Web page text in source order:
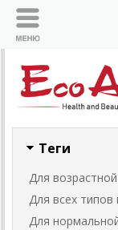
Теги
Для
Для всех типов
Для